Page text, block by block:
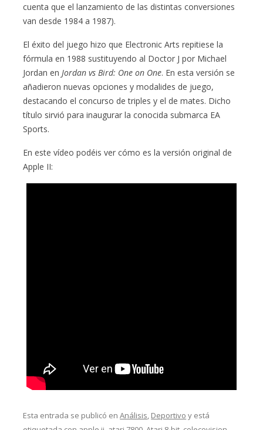
cuenta que el lanzamiento de las distintas conversiones
van desde 1984 a 1987).
El éxito del juego hizo que Electronic Arts repitiese la
fórmula en 1988 sustituyendo al Doctor J por Michael
Jordan enJordan vs Bird: One on One. En esta versión se
añadieron nuevas opciones y modalides de juego,
destacando el concurso de triples y el de mates. Dicho
título sirvió para inaugurar la conocida submarca EA
Sports.
En este vídeo podéis ver cómo es la versión original de
Apple II:
Esta entrada se publicó enAnálisis, Deportivo y está